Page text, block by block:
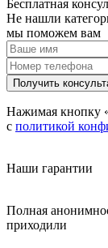
Бесплатная
Не нашли
мы поможем вам
Получить
Нажимая кнопку
с политикой
Наши гарантии
Полная
приходили